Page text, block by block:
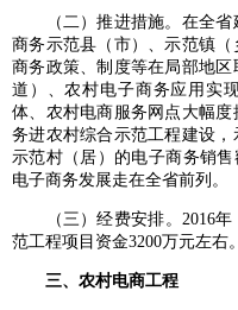
（二）推进措施。在全省
商务示范县（市）、示范镇
商务政策、制度等在局部地
道）、农村电子商务应用实
体、农村电商服务网点大幅
务进农村综合示范工程建设，
示范村（居）的电子商务销
电子商务发展走在全省前列。
（三）经费安排。2016年
范工程项目资金3200万元左右。
三、农村电商工程